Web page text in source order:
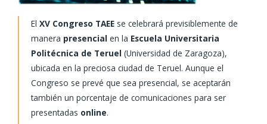
El XV Congreso TAEE se celebrará previsiblemente de
manera presencial en la Escuela Universitaria
Politécnica de Teruel (Universidad de Zaragoza),
ubicada en la preciosa ciudad de Teruel. Aunque el
Congreso se prevé que sea presencial, se aceptarán
también un porcentaje de comunicaciones para ser
presentadas online.